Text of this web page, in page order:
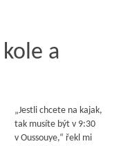
a
„Jestli chcete na kajak,
tak musíte být v 9:30
v Oussouye,“ řekl mi